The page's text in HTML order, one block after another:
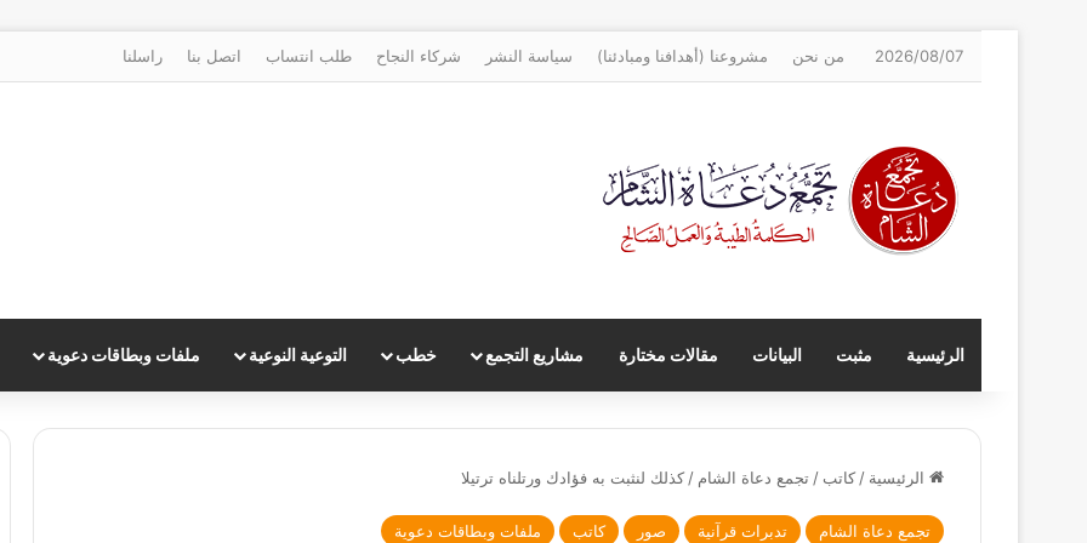
2026/08/07 من نحن مشروعنا (أهدافنا ومبادئنا) سياسة النشر شركاء النجاح طلب انتساب اتصل بنا راسلنا
الرئيسية مثبت البيانات مقالات مختارة مشاريع التجمع خطب التوعية النوعية ملفات وبطاقات دعوية
الرئيسية / كاتب / تجمع دعاة الشام / كذلك لنثبت به فؤادك ورتلناه ترتيلا
تجمع دعاة الشام تدبرات قرآنية صور كاتب ملفات وبطاقات دعوية